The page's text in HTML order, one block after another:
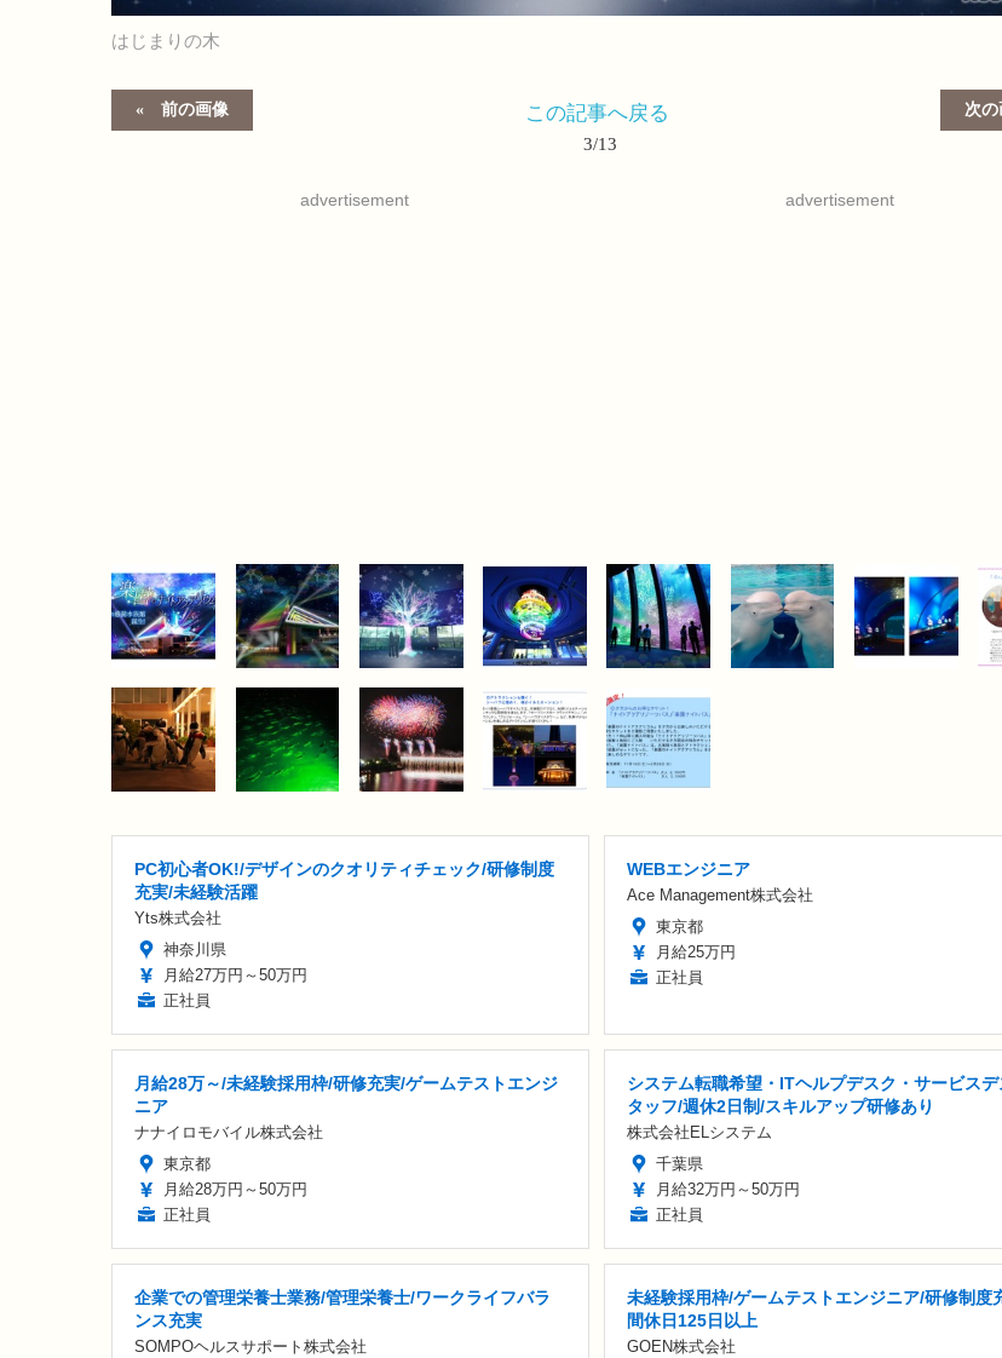
はじまりの木
前の画像 次の
この記事へ戻る
3/13
advertisement advertisement
PC初心者OK!/デザインのクオリティチェック/研修制度
充実/未経験活躍
Yts株式会社
神奈川県
月給27万円～50万円
正社員
WEBエンジニア
Ace Management株式会社
東京都
月給25万円
正社員
月給28万～/未経験採用枠/研修充実/ゲームテストエンジ
ニア
ナナイロモバイル株式会社
東京都
月給28万円～50万円
正社員
システム転職希望・ITヘルプデスク・サービスデ
タッフ/週休2日制/スキルアップ研修あり
株式会社ELシステム
千葉県
月給32万円～50万円
正社員
企業での管理栄養士業務/管理栄養士/ワークライフバラ
ンス充実
SOMPOヘルスサポート株式会社
未経験採用枠/ゲームテストエンジニア/研修制度
間休日125日以上
GOEN株式会社